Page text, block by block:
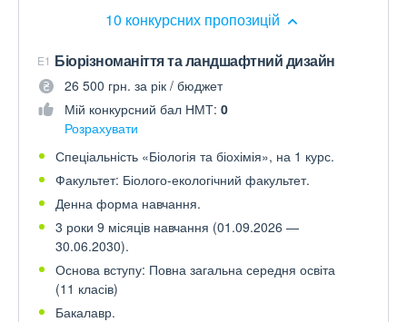
10 конкурсних пропозицій
E1 Біорізноманіття та ландшафтний дизайн
26 500 грн. за рік / бюджет
Мій конкурсний бал НМТ: 0
Розрахувати
Спеціальність «Біологія та біохімія», на 1 курс.
Факультет: Біолого-екологічний факультет.
Денна форма навчання.
3 роки 9 місяців навчання (01.09.2026 —
30.06.2030).
Основа вступу: Повна загальна середня освіта
(11 класів)
Бакалавр.